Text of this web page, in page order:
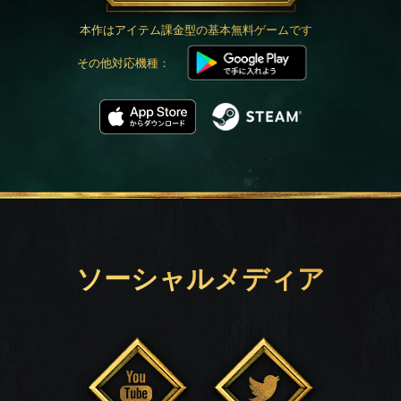
本作はアイテム課金型の基本無料ゲームです
その他対応機種：
ソーシャルメディア